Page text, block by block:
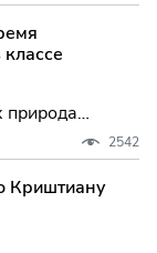
широкую
природа
спад.
они уходят
неплохо
2542
Криштиану